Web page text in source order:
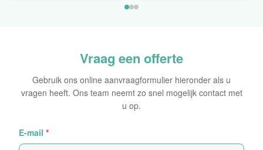
Vraag een offerte
Gebruik ons online aanvraagformulier hieronder als u
vragen heeft. Ons team neemt zo snel mogelijk contact met
u op.
E-mail *